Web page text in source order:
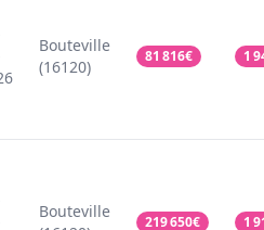
Bouteville
(16120)
81 816€ 1
Bouteville
219 650€ 1